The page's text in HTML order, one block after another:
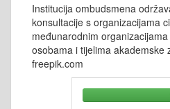
Institucija ombudsmena
konsultacije s organizacijama
međunarodnim
osobama i tijelima akademske
freepik.com